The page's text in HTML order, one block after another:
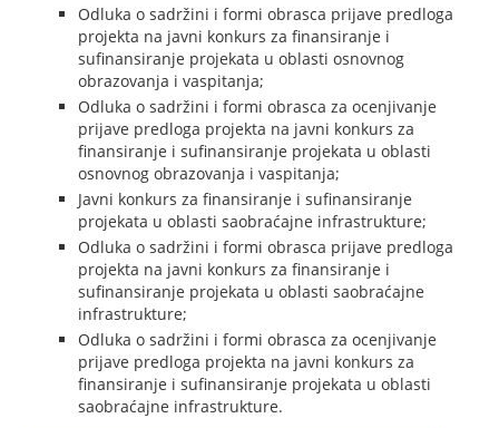
Odluka o sadržini i formi obrasca prijave predloga
projekta na javni konkurs za finansiranje i
sufinansiranje projekata u oblasti osnovnog
obrazovanja i vaspitanja;
Odluka o sadržini i formi obrasca za ocenjivanje
prijave predloga projekta na javni konkurs za
finansiranje i sufinansiranje projekata u oblasti
osnovnog obrazovanja i vaspitanja;
Javni konkurs za finansiranje i sufinansiranje
projekata u oblasti saobraćajne infrastrukture;
Odluka o sadržini i formi obrasca prijave predloga
projekta na javni konkurs za finansiranje i
sufinansiranje projekata u oblasti saobraćajne
infrastrukture;
Odluka o sadržini i formi obrasca za ocenjivanje
prijave predloga projekta na javni konkurs za
finansiranje i sufinansiranje projekata u oblasti
saobraćajne infrastrukture.